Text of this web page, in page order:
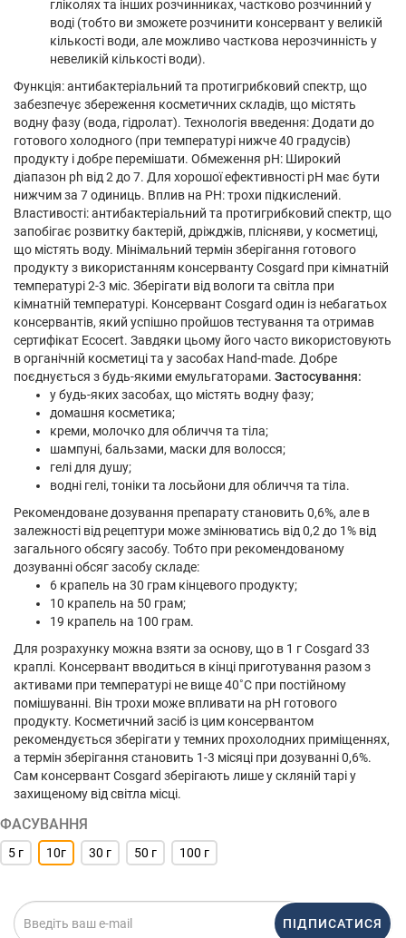
гліколях та інших розчинниках, частково розчинний у
воді (тобто ви зможете розчинити консервант у великій
кількості води, але можливо часткова нерозчинність у
невеликій кількості води).
Функція: антибактеріальний та протигрибковий спектр, що
забезпечує збереження косметичних складів, що містять
водну фазу (вода, гідролат). Технологія введення: Додати до
готового холодного (при температурі нижче 40 градусів)
продукту і добре перемішати. Обмеження рН: Широкий
діапазон ph від 2 до 7. Для хорошої ефективності рН має бути
нижчим за 7 одиниць. Вплив на PH: трохи підкислений.
Властивості: антибактеріальний та протигрибковий спектр, що
запобігає розвитку бактерій, дріжджів, плісняви, у косметиці,
що містять воду. Мінімальний термін зберігання готового
продукту з використанням консерванту Cosgard при кімнатній
температурі 2-3 міс. Зберігати від вологи та світла при
кімнатній температурі. Консервант Cosgard один із небагатьох
консервантів, який успішно пройшов тестування та отримав
сертифікат Ecocert. Завдяки цьому його часто використовують
в органічній косметиці та у засобах Hand-made. Добре
поєднується з будь-якими емульгаторами. Застосування:
у будь-яких засобах, що містять водну фазу;
домашня косметика;
креми, молочко для обличчя та тіла;
шампуні, бальзами, маски для волосся;
гелі для душу;
водні гелі, тоніки та лосьйони для обличчя та тіла.
Рекомендоване дозування препарату становить 0,6%, але в
залежності від рецептури може змінюватись від 0,2 до 1% від
загального обсягу засобу. Тобто при рекомендованому
дозуванні обсяг засобу складе:
6 крапель на 30 грам кінцевого продукту;
10 крапель на 50 грам;
19 крапель на 100 грам.
Для розрахунку можна взяти за основу, що в 1 г Cosgard 33
краплі. Консервант вводиться в кінці приготування разом з
активами при температурі не вище 40˚С при постійному
помішуванні. Він трохи може впливати на pH готового
продукту. Косметичний засіб із цим консервантом
рекомендується зберігати у темних прохолодних приміщеннях,
а термін зберігання становить 1-3 місяці при дозуванні 0,6%.
Сам консервант Cosgard зберігають лише у скляній тарі у
захищеному від світла місці.
ФАСУВАННЯ
5 г 10г 30 г 50 г 100 г
ПІДПИСАТИСЯ